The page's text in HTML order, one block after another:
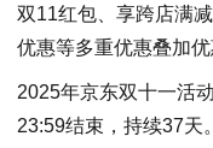
双11红包、享跨店满
优惠等多重优惠叠加优
2025年京东双十一活
23:59结束，持续37天